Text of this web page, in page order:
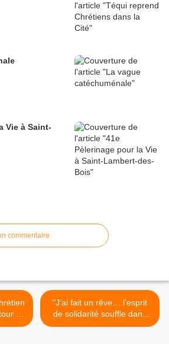
Vie à Saint-
commentaire
de
"J’ai fait un rêve… l’esprit
de solidarité souffle dans
les salles de marchés" (B.